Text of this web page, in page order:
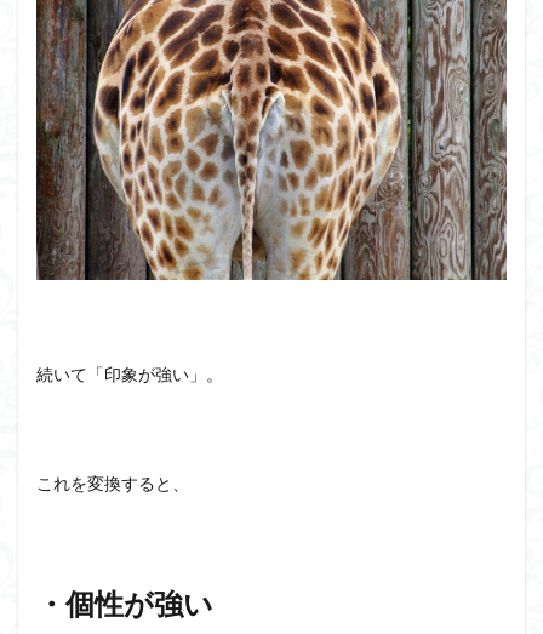
続いて「印象が強い」。
これを変換すると、
・個性が強い